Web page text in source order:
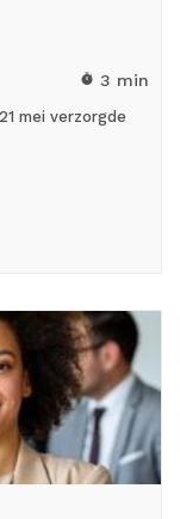
timer 3 min
mei verzorgde